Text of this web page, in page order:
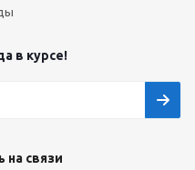
в курсе!
на связи